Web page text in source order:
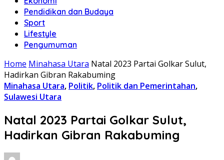
Pendidikan dan Budaya
Sport
Lifestyle
Pengumuman
Home Minahasa Utara Natal 2023 Partai Golkar Sulut,
Hadirkan Gibran Rakabuming
Minahasa Utara, Politik, Politik dan Pemerintahan,
Sulawesi Utara
Natal 2023 Partai Golkar Sulut,
Hadirkan Gibran Rakabuming